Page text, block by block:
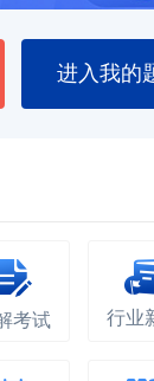
进入我的
考试 行业